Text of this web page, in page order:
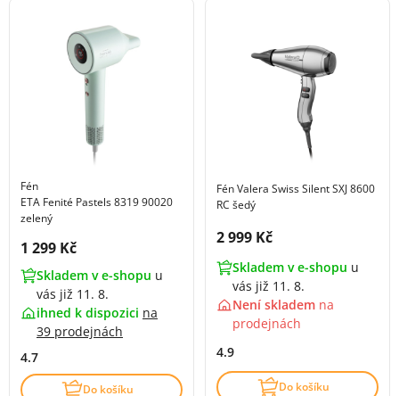
Fén
ETA Fenité Pastels 8319 90020
zelený
Cena s DPH:
1 299 Kč
Skladem v e-shopu u
vás již 11. 8.
ihned k dispozici na
39 prodejnách
4.7
Do košíku
Fén Valera Swiss Silent SXJ 8600
RC šedý
Cena s DPH:
2 999 Kč
Skladem v e-shopu u
vás již 11. 8.
Není skladem na
prodejnách
4.9
Do košíku